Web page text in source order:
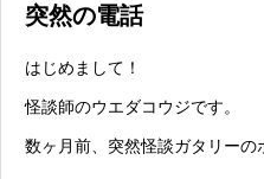
突然の電話
はじめまして！
怪談師のウエダコウジです。
数ヶ月前、突然怪談ガタリーの